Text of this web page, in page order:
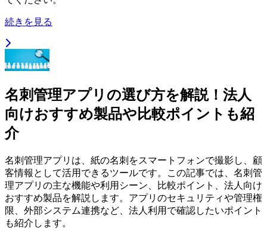
続きを見る
名刺管理アプリの選び方を解説！法人
向けおすすめ製品や比較ポイントも紹
介
名刺管理アプリは、紙の名刺をスマートフォンで撮影し、顧
客情報として活用できるツールです。この記事では、名刺管
理アプリの主な機能や利用シーン、比較ポイント、法人向け
おすすめ製品を解説します。アプリのセキュリティや管理権
限、外部システム連携など、法人利用で確認したいポイント
も紹介します。